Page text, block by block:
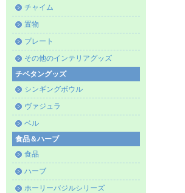
チャイム
置物
プレート
その他のインテリアグッズ
チベタングッズ
シンギングボウル
ヴァジュラ
ベル
食品＆ハーブ
食品
ハーブ
ホーリーバジルシリーズ